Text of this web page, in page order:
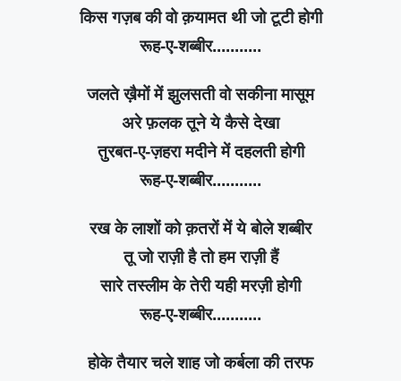
किस गज़ब की वो क़यामत थी जो टूटी होगी
रूह-ए-शब्बीर...........
जलते ख़ैमों में झुलसती वो सकीना मासूम
अरे फ़लक तूने ये कैसे देखा
तुरबत-ए-ज़हरा मदीने में दहलती होगी
रूह-ए-शब्बीर...........
रख के लाशों को क़तरों में ये बोले शब्बीर
तू जो राज़ी है तो हम राज़ी हैं
सारे तस्लीम के तेरी यही मरज़ी होगी
रूह-ए-शब्बीर...........
होके तैयार चले शाह जो कर्बला की तरफ